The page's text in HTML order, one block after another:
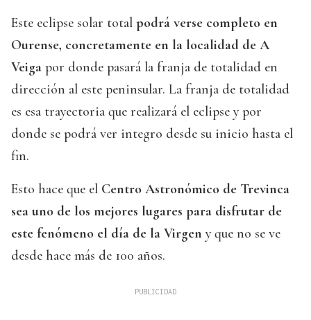
Este eclipse solar total podrá verse completo en
Ourense, concretamente en la localidad de A
Veiga por donde pasará la franja de totalidad en
dirección al este peninsular. La franja de totalidad
es esa trayectoria que realizará el eclipse y por
donde se podrá ver integro desde su inicio hasta el
fin.
Esto hace que el Centro Astronómico de Trevinca
sea uno de los mejores lugares para disfrutar de
este fenómeno el día de la Virgen y que no se ve
desde hace más de 100 años.